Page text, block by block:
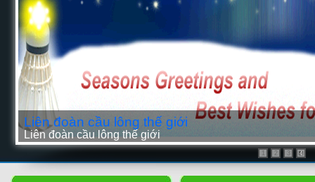
Liên đoàn cầu lông thế giới
Liên đoàn cầu lông thế giới
1 2 3 4